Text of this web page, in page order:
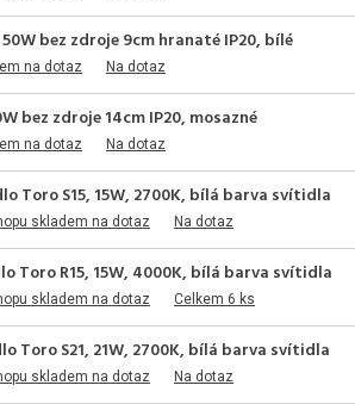
bez zdroje 9cm hranaté IP20, bílé
na dotaz Na dotaz
bez zdroje 14cm IP20, mosazné
na dotaz Na dotaz
Toro S15, 15W, 2700K, bílá barva svítidla
skladem na dotaz Na dotaz
Toro R15, 15W, 4000K, bílá barva svítidla
skladem na dotaz Celkem 6 ks
Toro S21, 21W, 2700K, bílá barva svítidla
skladem na dotaz Na dotaz